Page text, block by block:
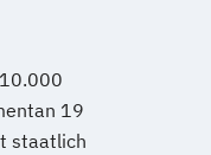
19
staatlich